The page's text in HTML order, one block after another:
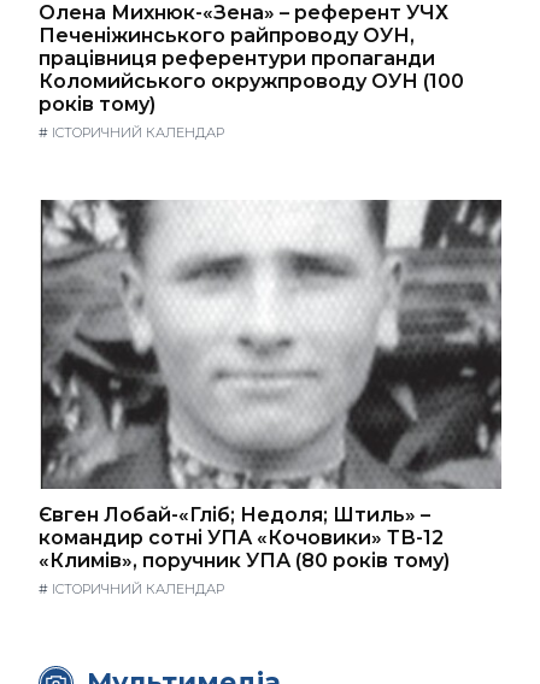
Олена Михнюк-«Зена» – референт УЧХ
Печеніжинського райпроводу ОУН,
працівниця референтури пропаганди
Коломийського окружпроводу ОУН (100
років тому)
# ІСТОРИЧНИЙ КАЛЕНДАР
Євген Лобай-«Гліб; Недоля; Штиль» –
командир сотні УПА «Кочовики» ТВ-12
«Климів», поручник УПА (80 років тому)
# ІСТОРИЧНИЙ КАЛЕНДАР